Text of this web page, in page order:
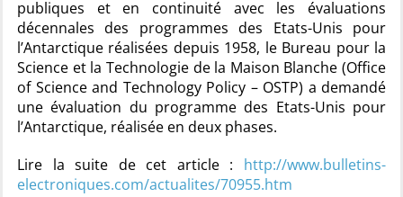
publiques et en continuité avec les évaluations
décennales des programmes des Etats-Unis pour
l’Antarctique réalisées depuis 1958, le Bureau pour la
Science et la Technologie de la Maison Blanche (Office
of Science and Technology Policy – OSTP) a demandé
une évaluation du programme des Etats-Unis pour
l’Antarctique, réalisée en deux phases.
Lire la suite de cet article : http://www.bulletins-
electroniques.com/actualites/70955.htm